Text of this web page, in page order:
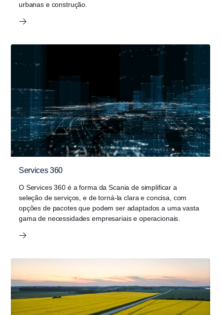
urbanas e construção.
Services 360
O Services 360 é a forma da Scania de simplificar a
seleção de serviços, e de torná-la clara e concisa, com
opções de pacotes que podem ser adaptados a uma vasta
gama de necessidades empresariais e operacionais.